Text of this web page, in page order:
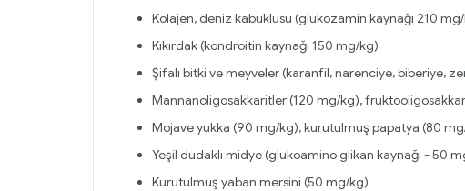
Kolajen, deniz kabuklusu (glukozamin kaynağı 210
Kıkırdak (kondroitin kaynağı 150 mg/kg)
Şifalı bitki ve meyveler (karanfil, narenciye, biberiye,
Mannanoligosakkaritler (120 mg/kg),
Mojave yukka (90 mg/kg), kurutulmuş papatya (80
Yeşil dudaklı midye (glukoamino glikan kaynağı - 50
Kurutulmuş yaban mersini (50 mg/kg)